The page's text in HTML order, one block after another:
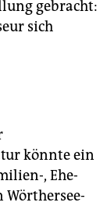
gebracht:
sich
könnte ein
, Ehe-